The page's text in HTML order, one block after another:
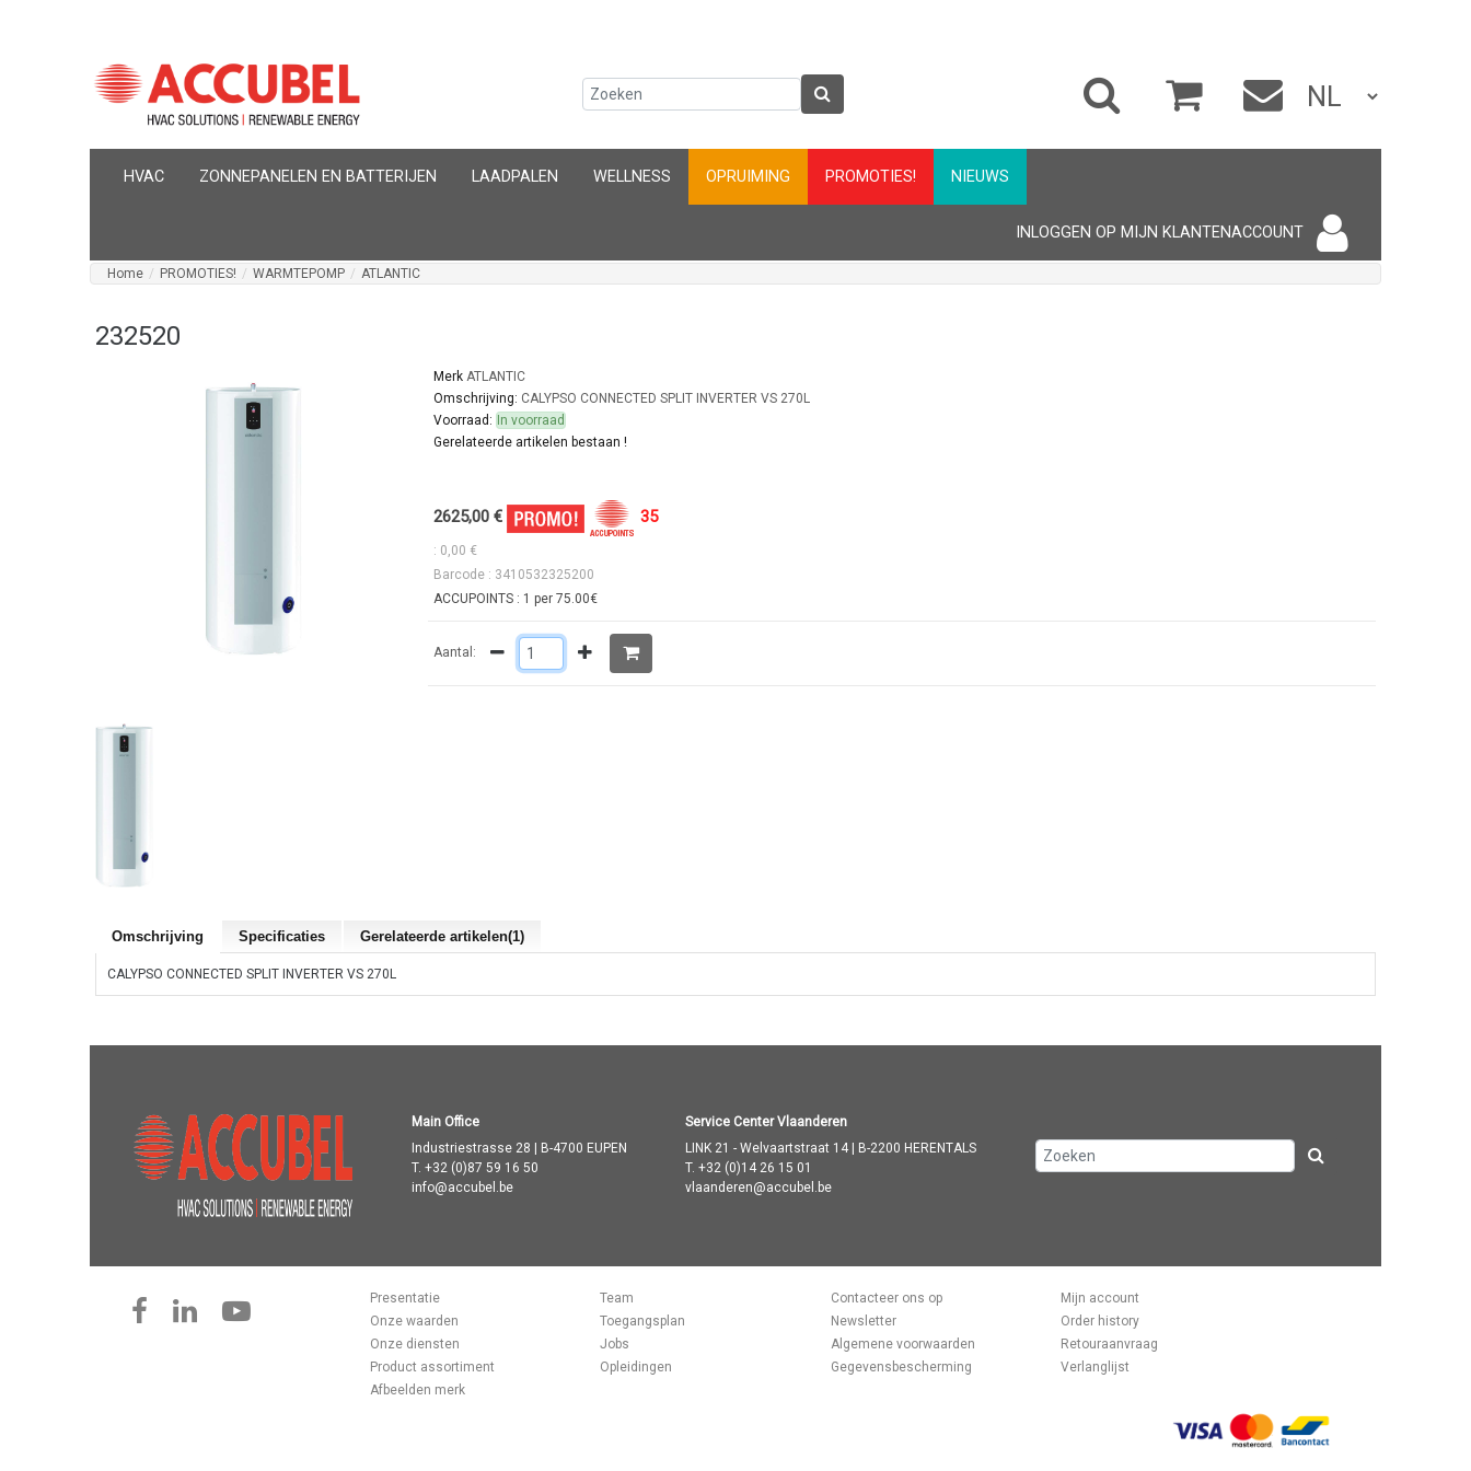
HVAC ZONNEPANELEN EN BATTERIJEN LAADPALEN WELLNESS OPRUIMING PROMOTIES! NIEUWS
INLOGGEN OP MIJN KLANTENACCOUNT
Home / PROMOTIES! / WARMTEPOMP / ATLANTIC
232520
MerkATLANTIC
Omschrijving: CALYPSO CONNECTED SPLIT INVERTER VS 270L
Voorraad:
In voorraad
Gerelateerde artikelen bestaan !
2625,00 € 35
: 0,00 €
Barcode : 3410532325200
ACCUPOINTS : 1 per 75.00€
Aantal:
Omschrijving Specificaties Gerelateerde artikelen(1)
CALYPSO CONNECTED SPLIT INVERTER VS 270L
Main Office
Industriestrasse 28 | B-4700 EUPEN
T. +32 (0)87 59 16 50
info@accubel.be
Service Center Vlaanderen
LINK 21 - Welvaartstraat 14 | B-2200 HERENTALS
T.+32 (0)14 26 15 01
vlaanderen@accubel.be
Presentatie
Onze waarden
Onze diensten
Product assortiment
Afbeelden merk
Team
Toegangsplan
Jobs
Opleidingen
Contacteer ons op
Newsletter
Algemene voorwaarden
Gegevensbescherming
Mijn account
Order history
Retouraanvraag
Verlanglijst